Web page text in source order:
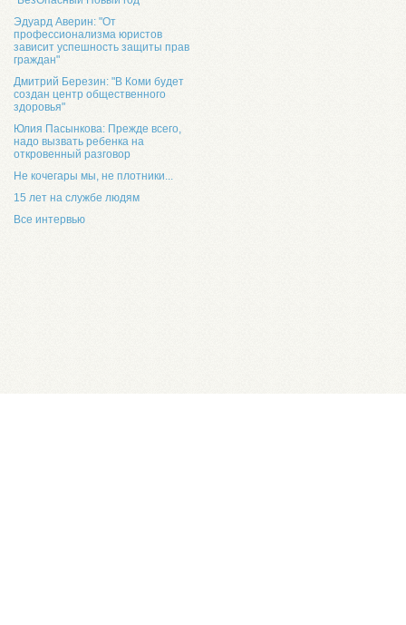
Эдуард Аверин: "От
профессионализма юристов
зависит успешность защиты прав
граждан"
Дмитрий Березин: "В Коми будет
создан центр общественного
здоровья"
Юлия Пасынкова: Прежде всего,
надо вызвать ребенка на
откровенный разговор
Не кочегары мы, не плотники...
15 лет на службе людям
Все интервью